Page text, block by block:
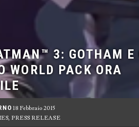
3: GOTHAM E
WORLD PACK ORA
18 Febbraio 2015
, PRESS RELEASE